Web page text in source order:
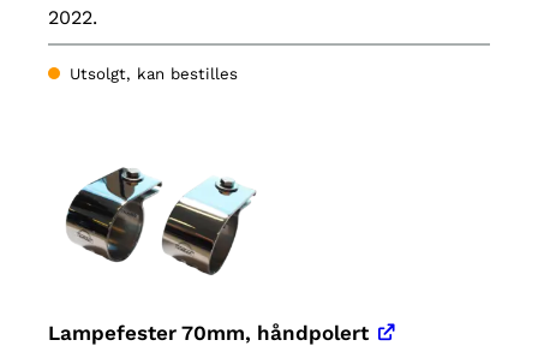
2022.
Utsolgt, kan bestilles
Lampefester 70mm, håndpolert